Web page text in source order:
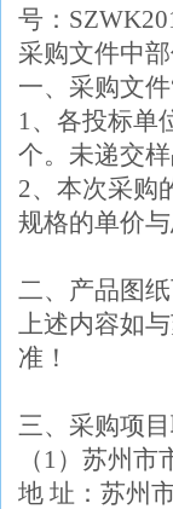
号：
采购文件中
一、采购文
1、各投标单
个。未递交
2、本次采购
规格的单价与
二、产品图
上述内容如
准！
三、采购项
（1）苏州
地 址：苏州